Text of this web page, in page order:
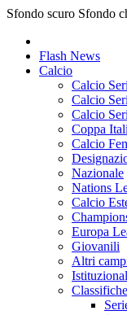
Sfondo scuro Sfondo
Flash News
Calcio
Calcio
Calcio
Calcio
Coppa
Calcio
Nazionale
Nations
Calcio
Europa
Giovanili
Altri
Classifiche